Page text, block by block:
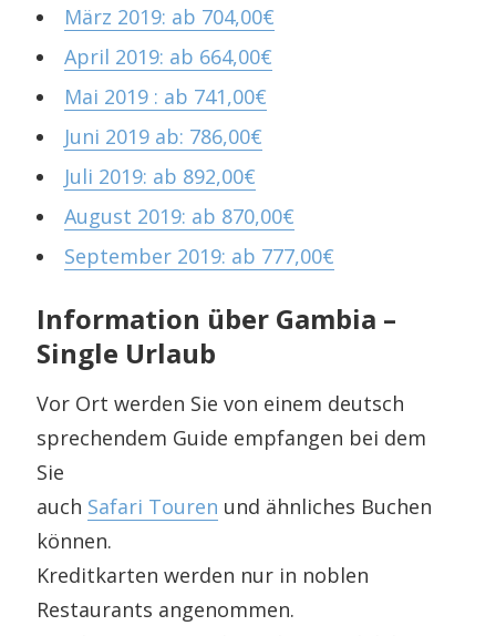
März 2019: ab 704,00€
April 2019: ab 664,00€
Mai 2019 : ab 741,00€
Juni 2019 ab: 786,00€
Juli 2019: ab 892,00€
August 2019: ab 870,00€
September 2019: ab 777,00€
Information über Gambia –
Single Urlaub
Vor Ort werden Sie von einem deutsch
sprechendem Guide empfangen bei dem
Sie
auch Safari Touren und ähnliches Buchen
können.
Kreditkarten werden nur in noblen
Restaurants angenommen.